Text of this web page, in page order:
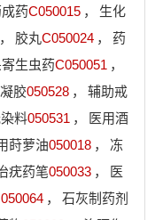
药C050015 ，
生化
， 胶丸C050024 ，
药
生虫药C050051 ，
胶050528 ，
辅助戒
料050531 ，
医用酒
莳萝油050018 ，
冻
疣药笔050033 ，
医
050064 ，
石灰制药剂